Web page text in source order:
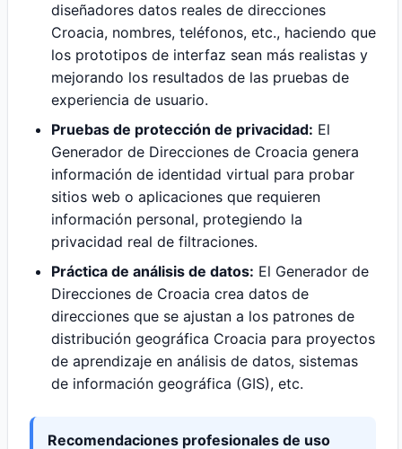
diseñadores datos reales de direcciones
Croacia, nombres, teléfonos, etc., haciendo que
los prototipos de interfaz sean más realistas y
mejorando los resultados de las pruebas de
experiencia de usuario.
Pruebas de protección de privacidad: El
Generador de Direcciones de Croacia genera
información de identidad virtual para probar
sitios web o aplicaciones que requieren
información personal, protegiendo la
privacidad real de filtraciones.
Práctica de análisis de datos: El Generador de
Direcciones de Croacia crea datos de
direcciones que se ajustan a los patrones de
distribución geográfica Croacia para proyectos
de aprendizaje en análisis de datos, sistemas
de información geográfica (GIS), etc.
Recomendaciones profesionales de uso